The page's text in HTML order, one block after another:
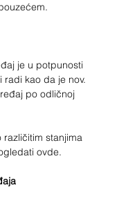
je u potpunosti
radi kao da je nov.
po odličnoj
različitim stanjima
ovde.